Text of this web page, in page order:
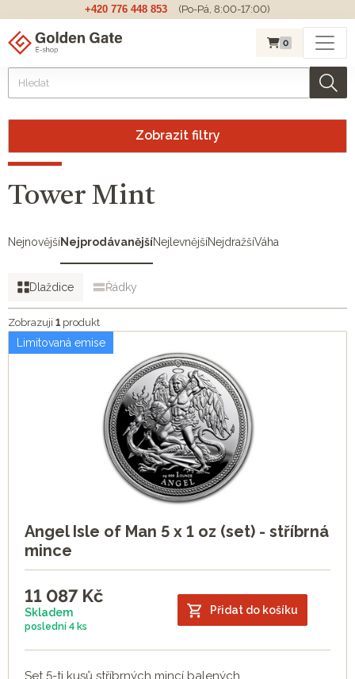
+420 776 448 853 (Po-Pá, 8:00-17:00)
0
Zobrazit filtry
Tower Mint
NejnovějšíNejprodávanějšíNejlevnějšíNejdražšíVáha
Dlaždice Řádky
Zobrazuji 1 produkt
Limitovaná emise
Angel Isle of Man 5 x 1 oz (set) - stříbrná
mince
11 087 Kč
Skladem
poslední 4 ks
Přidat do košíku
Set 5-ti kusů stříbrných mincí balených